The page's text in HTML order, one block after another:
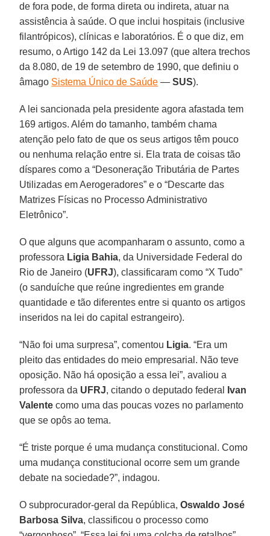
de fora pode, de forma direta ou indireta, atuar na
assistência à saúde. O que inclui hospitais (inclusive
filantrópicos), clínicas e laboratórios. É o que diz, em
resumo, o Artigo 142 da Lei 13.097 (que altera trechos
da 8.080, de 19 de setembro de 1990, que definiu o
âmago Sistema Único de Saúde —SUS).
A lei sancionada pela presidente agora afastada tem
169 artigos. Além do tamanho, também chama
atenção pelo fato de que os seus artigos têm pouco
ou nenhuma relação entre si. Ela trata de coisas tão
díspares como a “Desoneração Tributária de Partes
Utilizadas em Aerogeradores” e o “Descarte das
Matrizes Físicas no Processo Administrativo
Eletrônico”.
O que alguns que acompanharam o assunto, como a
professora Ligia Bahia, da Universidade Federal do
Rio de Janeiro (UFRJ), classificaram como “X Tudo”
(o sanduíche que reúne ingredientes em grande
quantidade e tão diferentes entre si quanto os artigos
inseridos na lei do capital estrangeiro).
“Não foi uma surpresa”, comentou Ligia. “Era um
pleito das entidades do meio empresarial. Não teve
oposição. Não há oposição a essa lei”, avaliou a
professora da UFRJ, citando o deputado federal
Ivan
Valente como uma das poucas vozes no parlamento
que se opôs ao tema.
“É triste porque é uma mudança constitucional. Como
uma mudança constitucional ocorre sem um grande
debate na sociedade?”, indagou.
O subprocurador-geral da República,Oswaldo José
Barbosa Silva, classificou o processo como